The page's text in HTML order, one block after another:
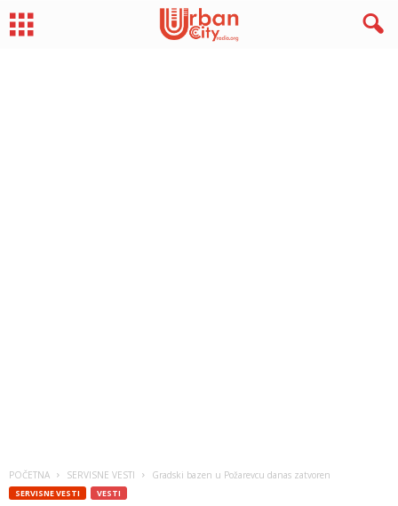
POČETNA SERVISNE VESTI Gradski bazen u Požarevcu danas zatvoren
SERVISNE VESTI VESTI